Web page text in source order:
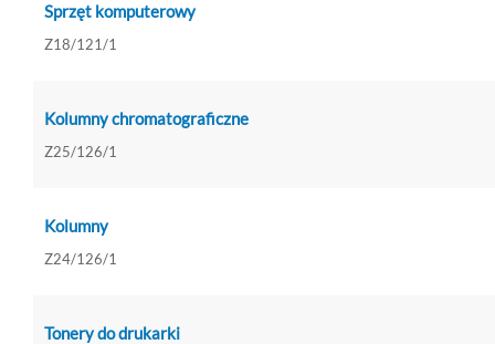
Sprzęt komputerowy
Z18/121/1
Kolumny chromatograficzne
Z25/126/1
Kolumny
Z24/126/1
Tonery do drukarki